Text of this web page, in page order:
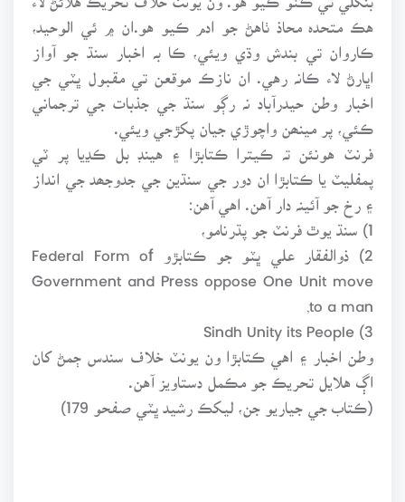
هڪ متحدہ محاذ ٺاهڻ جو ادم ڪيو هو.ان ۾ ئي الوحيد،
ڪاروان تي بندش وڌي ويئي، ڪا بہ اخبار سنڌ جو آواز
اڀارڻ لاء ڪانہ رهي. ان نازڪ موقعن تي مقبول ڀٽي جي
اخبار وطن حيدرآباد نہ رڳو سنڌ جي جذبات جي ترجماني
ڪئي، پر مينھن واچوڙي جيان پکڙجي ويئي.
فرنٽ هونئن تہ ڪيترا ڪتابڙا ۽ هينڊ بل ڪڍيا پر ٽي
پمفليٽ يا ڪتابڙا ان دور جي سنڌين جي جدوجھد جي انداز
۽ رخ جو آئينہ دار آهن. اهي آهن:
1) سنڌ يوٿ فرنٽ جو پڌرنامو،
2) ذوالفقار علي ڀٽو جو ڪتابڙو Federal Form of
Government and Press oppose One Unit move
3) Sindh Unity its People
وطن اخبار ۽ اهي ڪتابڙا ون يونٽ خلاف سندس ڄمڻ کان
اڳ هلايل تحريڪ جو مڪمل دستاويز آهن.
(ڪتاب جي جياريو جن، ليکڪ رشيد ڀٽي صفحو 179)